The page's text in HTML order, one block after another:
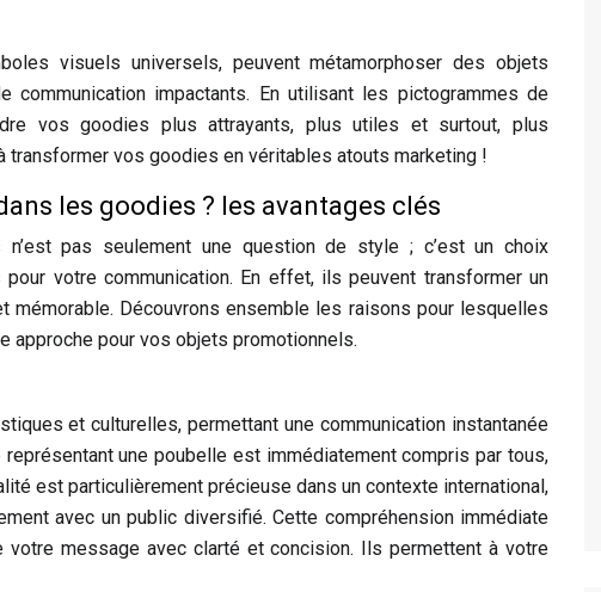
visuels universels, peuvent métamorphoser des objets
impactants. En utilisant les pictogrammes de
vos goodies plus attrayants, plus utiles et surtout, plus
vos goodies en véritables atouts marketing !
les goodies ? les avantages clés
pas seulement une question de style ; c’est un choix
votre communication. En effet, ils peuvent transformer un
mémorable. Découvrons ensemble les raisons pour lesquelles
approche pour vos objets promotionnels.
et culturelles, permettant une communication instantanée
une poubelle est immédiatement compris par tous,
est particulièrement précieuse dans un contexte international,
avec un public diversifié. Cette compréhension immédiate
message avec clarté et concision. Ils permettent à votre